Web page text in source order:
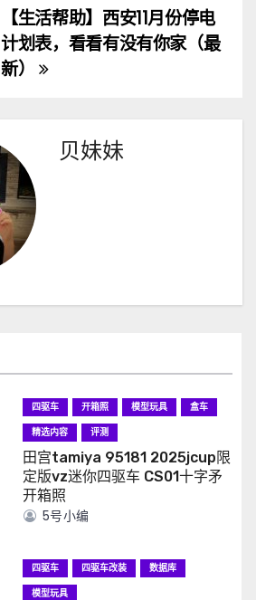
【生活帮助】西安11月份停电
计划表，看看有没有你家（最
新）
贝妹妹
四驱车 开箱照 模型玩具
盒车
精选内容
评测
田宫tamiya 95181 2025jcup限
定版vz迷你四驱车 CS01十字矛
开箱照
5号小编
四驱车 四驱车改装
数据库
模型玩具